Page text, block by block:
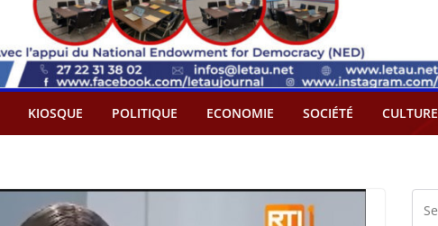
KIOSQUE POLITIQUE ECONOMIE SOCIÉTÉ CULTURE